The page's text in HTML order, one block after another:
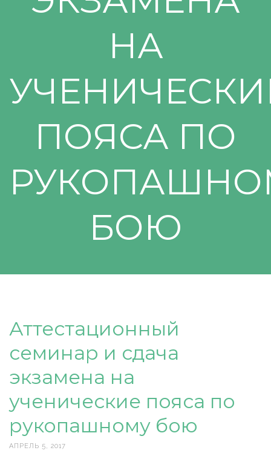
НА
ПОЯСА ПО
БОЮ
Аттестационный
семинар и сдача
экзамена на
ученические пояса по
рукопашному бою
АПРЕЛЬ 5, 2017